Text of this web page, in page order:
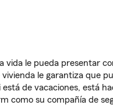
vida le pueda presentar
vivienda le garantiza que
de vacaciones, está
como su compañía de